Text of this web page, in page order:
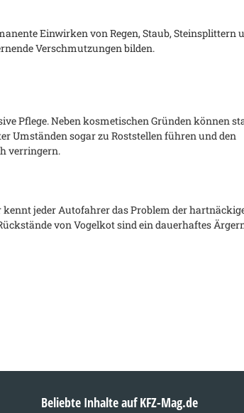
Einwirken von Regen, Staub, Steinsplittern
Verschmutzungen bilden.
Pflege. Neben kosmetischen Gründen können
Umständen sogar zu Roststellen führen und den
verringern.
jeder Autofahrer das Problem der
von Vogelkot sind ein dauerhaftes
Beliebte Inhalte auf KFZ-Mag.de